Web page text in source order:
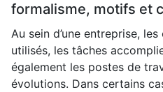
formalisme, motifs et
Au sein d’une entreprise,
utilisés, les tâches
également les postes de
évolutions. Dans certains